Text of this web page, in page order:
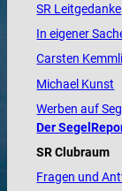
SR Leitgedanke
In eigener
Carsten
Michael Kunst
Werben auf
Der
SR Clubraum
Fragen und